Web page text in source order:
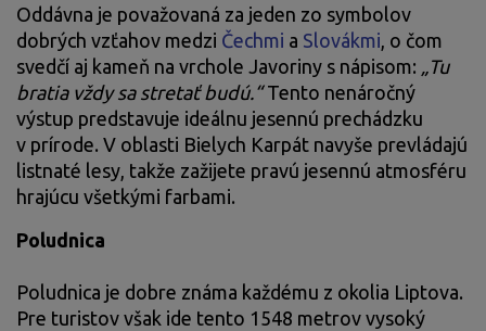
Oddávna je považovaná za jeden zo symbolov
dobrých vzťahov medzi Čechmi a Slovákmi , o čom
svedčí aj kameň na vrchole Javoriny s nápisom:
„Tu
bratia vždy sa stretať budú.“Tento nenáročný
výstup predstavuje ideálnu jesennú prechádzku
v prírode. V oblasti Bielych Karpát navyše prevládajú
listnaté lesy, takže zažijete pravú jesennú atmosféru
hrajúcu všetkými farbami.
Poludnica
Poludnica je dobre známa každému z okolia Liptova.
Pre turistov však ide tento 1548 metrov vysoký